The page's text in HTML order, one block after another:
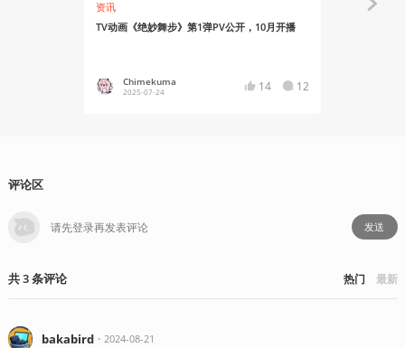
资讯
TV动画《绝妙舞步》第1弹PV公开，10月开播
Chimekuma
2025-07-24 14 12
评论区
发送
共3条评论 热门 最新
bakabird・ 2024-08-21